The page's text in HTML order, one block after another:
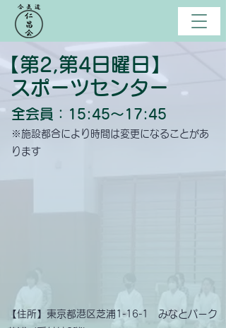
【第2,第4日曜日】
スポーツセンター
全会員： 15:45～17:45
​※施設都合により時間は変更になることがあ
ります
【住所】東京都港区芝浦1-16-1 みなとパーク